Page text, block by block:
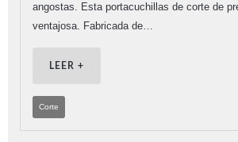
angostas. Esta portacuchillas de corte de
ventajosa. Fabricada de…
LEER +
Corte